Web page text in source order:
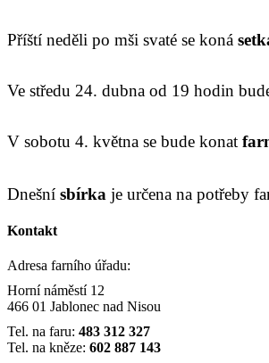
Příští neděli po mši svaté se koná
Ve středu 24. dubna od 19 hodin
V sobotu 4. května se bude konat
Dnešní sbírka je určena na potřeby
Kontakt
Adresa farního úřadu:
Horní náměstí 12
466 01 Jablonec nad Nisou
Tel. na faru: 483 312 327
Tel. na kněze: 602 887 143